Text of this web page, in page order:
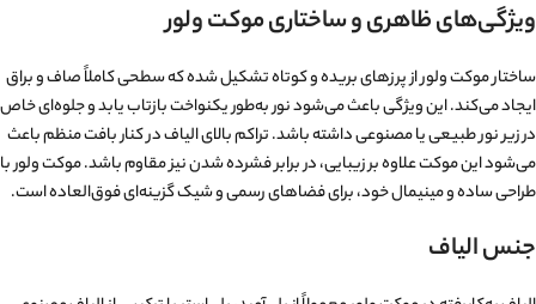
ویژگی‌های ظاهری و ساختاری موکت ولور
ساختار موکت ولور از پرزهای بریده و کوتاه تشکیل شده که سطحی کاملاً صاف و براق
ایجاد می‌کند. این ویژگی باعث می‌شود نور به‌طور یکنواخت بازتاب یابد و جلوه‌ای خاص
در زیر نور طبیعی یا مصنوعی داشته باشد. تراکم بالای الیاف در کنار بافت منظم باعث
می‌شود این موکت علاوه بر زیبایی، در برابر فشرده شدن نیز مقاوم باشد. موکت ولور با
طراحی ساده و مینیمال خود، برای فضاهای رسمی و شیک گزینه‌ای فوق‌العاده است.
جنس الیاف